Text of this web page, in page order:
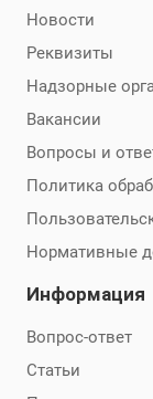
Новости
Реквизиты
Надзорные
Вакансии
Вопросы и
Политика
Нормативные
Информация
Вопрос-ответ
Статьи